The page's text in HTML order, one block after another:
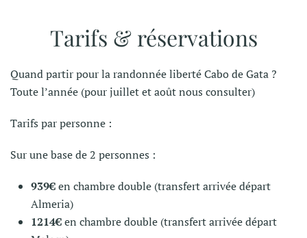
Tarifs & réservations
Quand partir pour la randonnée liberté Cabo de Gata ?
Toute l’année (pour juillet et août nous consulter)
Tarifs par personne :
Sur une base de 2 personnes :
939€en chambre double (transfert arrivée départ
Almeria)
1214€en chambre double (transfert arrivée départ